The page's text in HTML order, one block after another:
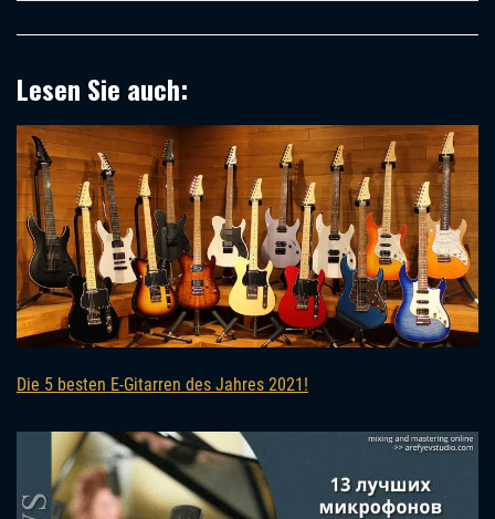
Lesen Sie auch:
Die 5 besten E-Gitarren des Jahres 2021!